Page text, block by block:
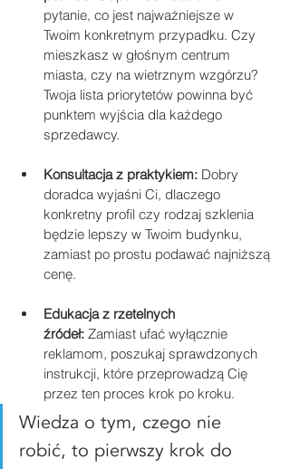
pytanie, co jest najważniejsze w
Twoim konkretnym przypadku. Czy
mieszkasz w głośnym centrum
miasta, czy na wietrznym wzgórzu?
Twoja lista priorytetów powinna być
punktem wyjścia dla każdego
sprzedawcy.
Konsultacja z praktykiem: Dobry
doradca wyjaśni Ci, dlaczego
konkretny profil czy rodzaj szklenia
będzie lepszy w Twoim budynku,
zamiast po prostu podawać najniższą
cenę.
Edukacja z rzetelnych
źródeł: Zamiast ufać wyłącznie
reklamom, poszukaj sprawdzonych
instrukcji, które przeprowadzą Cię
przez ten proces krok po kroku.
Wiedza o tym, czego nie
robić, to pierwszy krok do